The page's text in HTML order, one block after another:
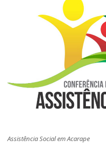
Assistência Social em Acarape